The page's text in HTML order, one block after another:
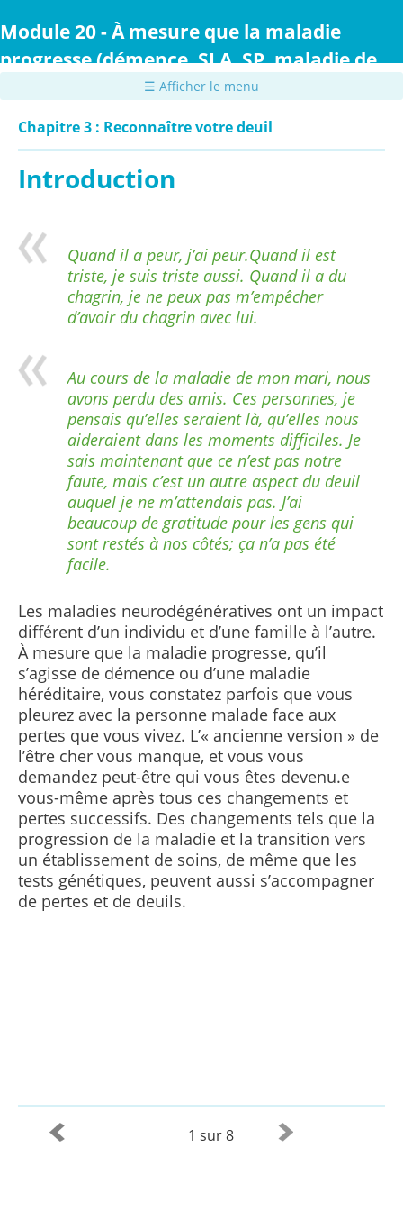
au
principal
Module 20 - À mesure que la maladie
progresse (démence, SLA, SP, maladie de
Parkinson ou maladie de Huntington)
☰ Afficher le menu
Chapitre 3 : Reconnaître votre deuil
Introduction
Quand il a peur, j’ai peur.Quand il est
triste, je suis triste aussi. Quand il a du
chagrin, je ne peux pas m’empêcher
d’avoir du chagrin avec lui.
Au cours de la maladie de mon mari, nous
avons perdu des amis. Ces personnes, je
pensais qu’elles seraient là, qu’elles nous
aideraient dans les moments difficiles. Je
sais maintenant que ce n’est pas notre
faute, mais c’est un autre aspect du deuil
auquel je ne m’attendais pas. J’ai
beaucoup de gratitude pour les gens qui
sont restés à nos côtés; ça n’a pas été
facile.
Les maladies neurodégénératives ont un impact
différent d’un individu et d’une famille à l’autre.
À mesure que la maladie progresse, qu’il
s’agisse de démence ou d’une maladie
héréditaire, vous constatez parfois que vous
pleurez avec la personne malade face aux
pertes que vous vivez. L’« ancienne version » de
l’être cher vous manque, et vous vous
demandez peut-être qui vous êtes devenu.e
vous-même après tous ces changements et
pertes successifs. Des changements tels que la
progression de la maladie et la transition vers
un établissement de soins, de même que les
tests génétiques, peuvent aussi s’accompagner
de pertes et de deuils.
1 sur 8